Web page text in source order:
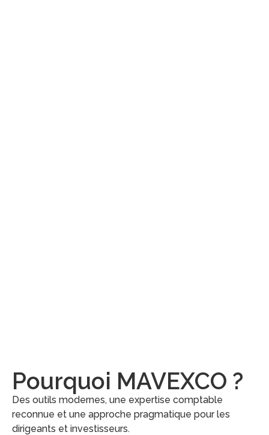
Pourquoi MAVEXCO ?
Des outils modernes, une expertise comptable
reconnue et une approche pragmatique pour les
dirigeants et investisseurs.